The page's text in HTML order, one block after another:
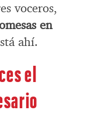
voceros,
en
ahí.
el